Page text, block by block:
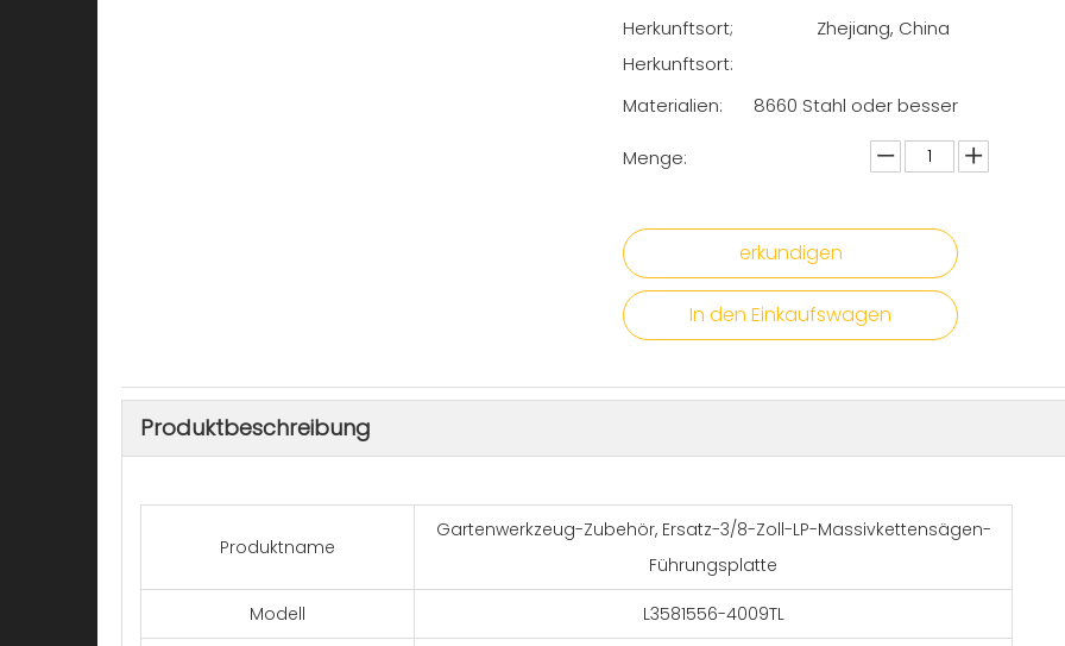
Herkunftsort;
Herkunftsort:
Zhejiang, China
Materialien: 8660 Stahl oder besser
Menge:
erkundigen
In den Einkaufswagen
Produktbeschreibung
Produktname
Gartenwerkzeug-Zubehör, Ersatz-3/8-Zoll-LP-Massivkettensägen-
Führungsplatte
Modell L3581556-4009TL